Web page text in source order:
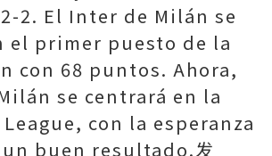
2. El Inter de Milán se
el primer puesto de la
con 68 puntos. Ahora,
se centrará en la
con la esperanza
buen resultado.发